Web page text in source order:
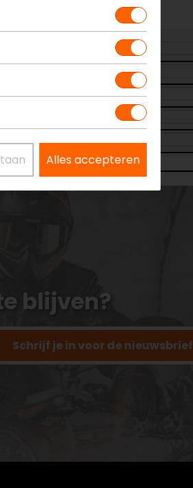
blijven?
Schrijf je in voor de nieuwsbrief
Alles accepteren